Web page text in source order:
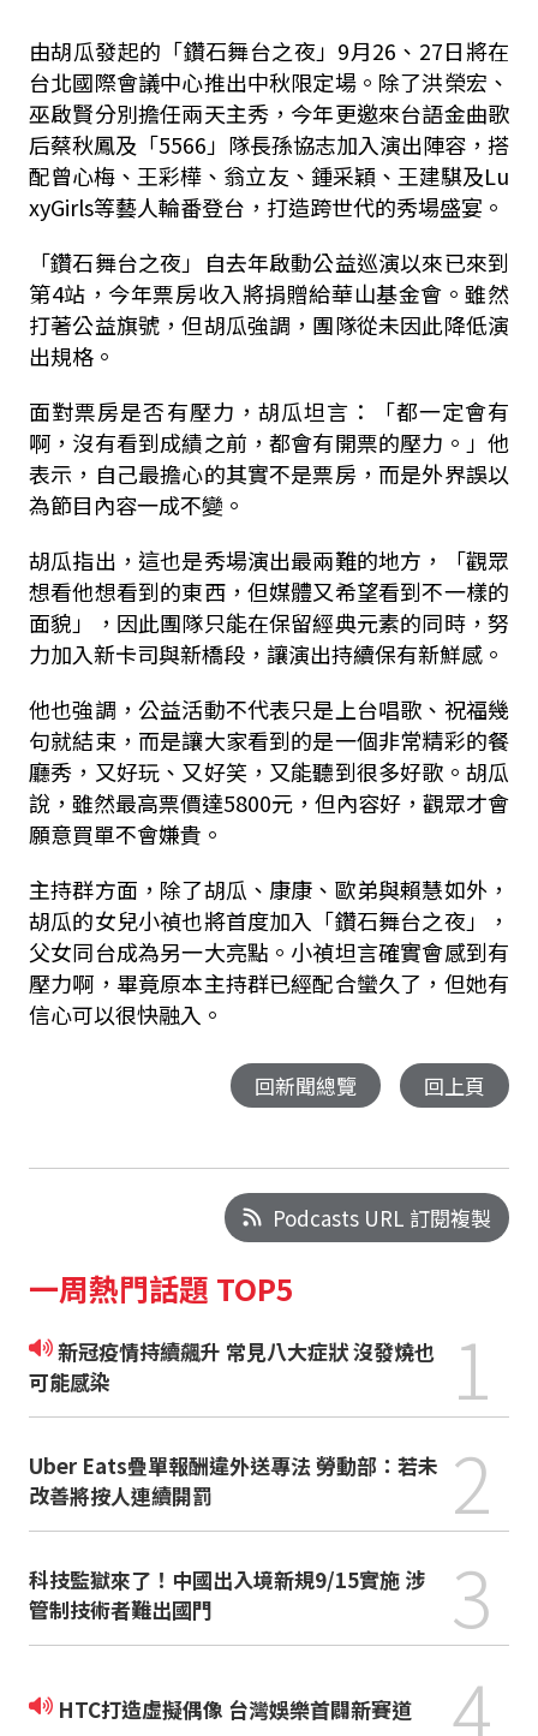
由胡瓜發起的「鑽石舞台之夜」9月26、27日將在
台北國際會議中心推出中秋限定場。除了洪榮宏、
巫啟賢分別擔任兩天主秀，今年更邀來台語金曲歌
后蔡秋鳳及「5566」隊長孫協志加入演出陣容，搭
配曾心梅、王彩樺、翁立友、鍾采穎、王建騏及Lu
xyGirls等藝人輪番登台，打造跨世代的秀場盛宴。
「鑽石舞台之夜」自去年啟動公益巡演以來已來到
第4站，今年票房收入將捐贈給華山基金會。雖然
打著公益旗號，但胡瓜強調，團隊從未因此降低演
出規格。
面對票房是否有壓力，胡瓜坦言：「都一定會有
啊，沒有看到成績之前，都會有開票的壓力。」他
表示，自己最擔心的其實不是票房，而是外界誤以
為節目內容一成不變。
胡瓜指出，這也是秀場演出最兩難的地方，「觀眾
想看他想看到的東西，但媒體又希望看到不一樣的
面貌」，因此團隊只能在保留經典元素的同時，努
力加入新卡司與新橋段，讓演出持續保有新鮮感。
他也強調，公益活動不代表只是上台唱歌、祝福幾
句就結束，而是讓大家看到的是一個非常精彩的餐
廳秀，又好玩、又好笑，又能聽到很多好歌。胡瓜
說，雖然最高票價達5800元，但內容好，觀眾才會
願意買單不會嫌貴。
主持群方面，除了胡瓜、康康、歐弟與賴慧如外，
胡瓜的女兒小禎也將首度加入「鑽石舞台之夜」，
父女同台成為另一大亮點。小禎坦言確實會感到有
壓力啊，畢竟原本主持群已經配合蠻久了，但她有
信心可以很快融入。
回新聞總覽 回上頁
Podcasts URL 訂閱複製
一周熱門話題 TOP5
新冠疫情持續飆升 常見八大症狀 沒發燒也
可能感染
1
Uber Eats疊單報酬違外送專法 勞動部：若未
改善將按人連續開罰
2
科技監獄來了！中國出入境新規9/15實施 涉
管制技術者難出國門
3
HTC打造虛擬偶像 台灣娛樂首闢新賽道 4